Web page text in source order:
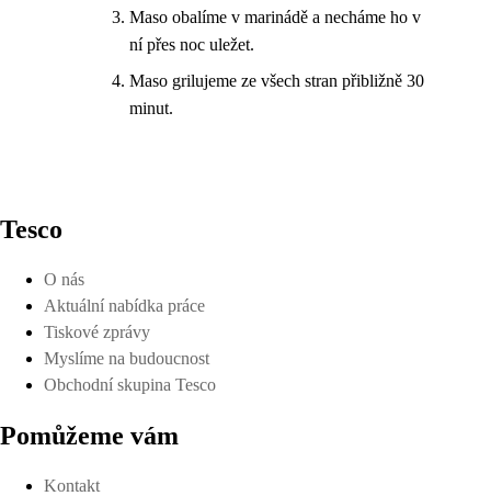
Maso obalíme v marinádě a necháme ho v
ní přes noc uležet.
Maso grilujeme ze všech stran přibližně 30
minut.
Tesco
O nás
Aktuální nabídka práce
Tiskové zprávy
Myslíme na budoucnost
Obchodní skupina Tesco
Pomůžeme vám
Kontakt